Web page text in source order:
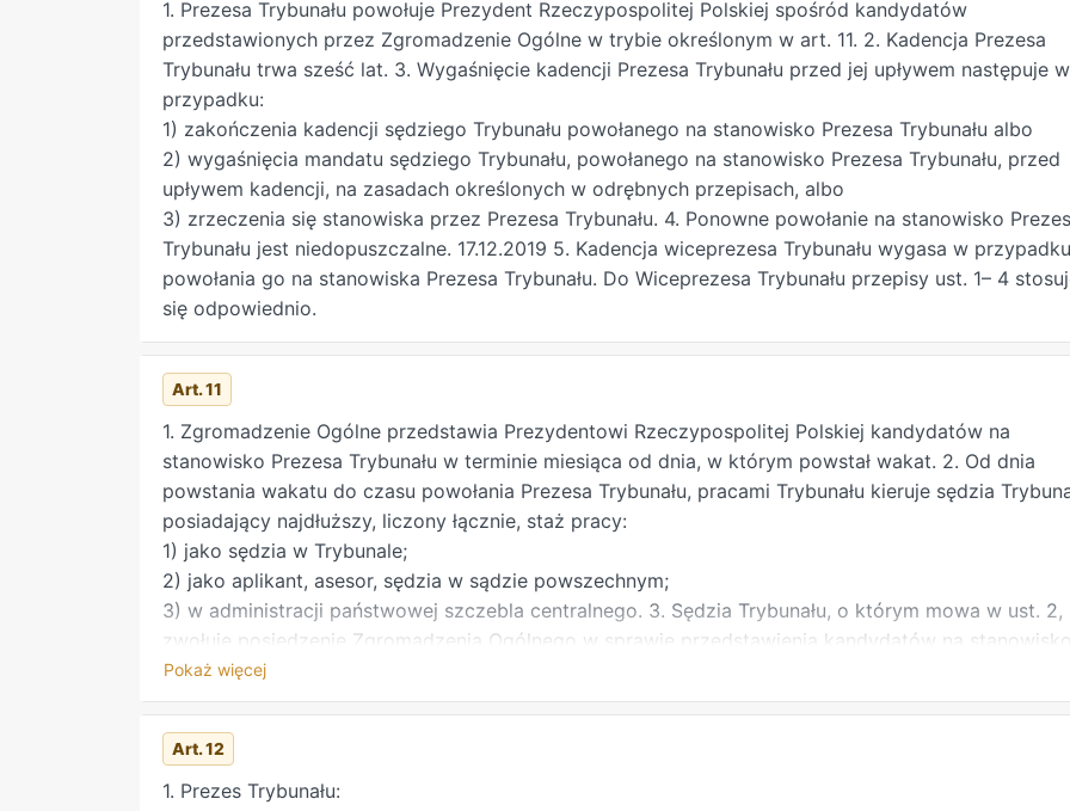
1. Prezesa Trybunału powołuje Prezydent Rzeczypospolitej Polskiej spośród kandydatów
przedstawionych przez Zgromadzenie Ogólne w trybie określonym w art. 11. 2. Kadencja Prezesa
Trybunału trwa sześć lat. 3. Wygaśnięcie kadencji Prezesa Trybunału przed jej upływem następuje w
przypadku:
1) zakończenia kadencji sędziego Trybunału powołanego na stanowisko Prezesa Trybunału albo
2) wygaśnięcia mandatu sędziego Trybunału, powołanego na stanowisko Prezesa Trybunału, przed
upływem kadencji, na zasadach określonych w odrębnych przepisach, albo
3) zrzeczenia się stanowiska przez Prezesa Trybunału. 4. Ponowne powołanie na stanowisko
Trybunału jest niedopuszczalne. 17.12.2019 5. Kadencja wiceprezesa Trybunału wygasa w przypadku
powołania go na stanowiska Prezesa Trybunału. Do Wiceprezesa Trybunału przepisy ust. 1– 4
się odpowiednio.
Art. 11
1. Zgromadzenie Ogólne przedstawia Prezydentowi Rzeczypospolitej Polskiej kandydatów na
stanowisko Prezesa Trybunału w terminie miesiąca od dnia, w którym powstał wakat. 2. Od dnia
powstania wakatu do czasu powołania Prezesa Trybunału, pracami Trybunału kieruje sędzia
posiadający najdłuższy, liczony łącznie, staż pracy:
1) jako sędzia w Trybunale;
2) jako aplikant, asesor, sędzia w sądzie powszechnym;
3) w administracji państwowej szczebla centralnego. 3. Sędzia Trybunału, o którym mowa w ust. 2,
zwołuje posiedzenie Zgromadzenia Ogólnego w sprawie przedstawienia kandydatów na
Prezesa Trybunału oraz zawiadamia pozostałych sędziów Trybunału o jego terminie i porządku
najpóźniej 7 dni przed dniem posiedzenia. 4. Obradom Zgromadzenia Ogólnego, o którym mowa w
3, przewodniczy najmłodszy stażem sędzia Trybunału. 5. W posiedzeniu Zgromadzenia Ogólnego w
sprawie przedstawienia kandydatów na stanowisko Prezesa Trybunału uczestniczą sędziowie
Trybunału, którzy do dnia posiedzenia złożyli ślubowanie wobec Prezydenta Rzeczypospolitej
Pokaż więcej
Art. 12
1. Prezes Trybunału: